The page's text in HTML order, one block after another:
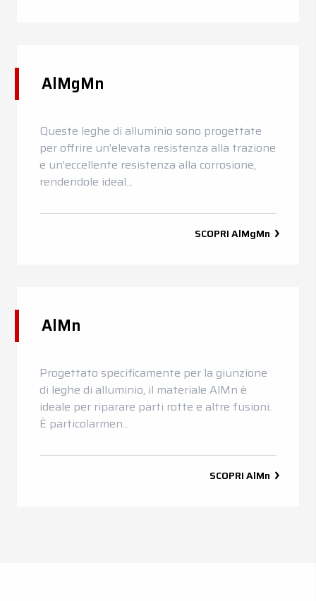
AlMgMn
Queste leghe di alluminio sono progettate
per offrire un'elevata resistenza alla trazione
e un'eccellente resistenza alla corrosione,
rendendole ideal...
SCOPRIAlMgMn
AlMn
Progettato specificamente per la giunzione
di leghe di alluminio, il materiale AlMn è
ideale per riparare parti rotte e altre fusioni.
È particolarmen...
SCOPRIAlMn